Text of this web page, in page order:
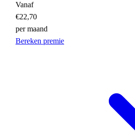
Vanaf
€22,70
per maand
Bereken premie